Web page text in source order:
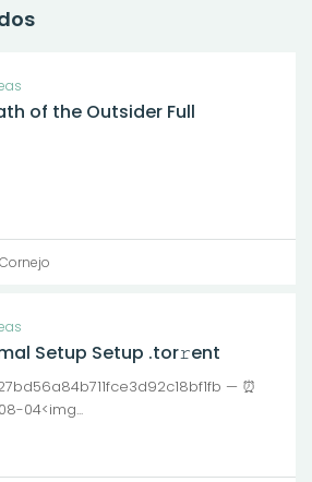
of the Outsider Full
Setup Setup .tor𝚛ent
— ⏰
04<img...